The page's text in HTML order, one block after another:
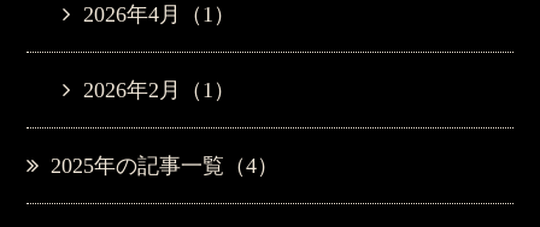
2026年4月（1）
2026年2月（1）
2025年の記事一覧（4）